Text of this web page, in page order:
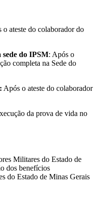
o ateste do colaborador do
sede do IPSM: Após o
completa na Sede do
Após o ateste do colaborador
da prova de vida no
Militares do Estado de
dos benefícios
do Estado de Minas Gerais